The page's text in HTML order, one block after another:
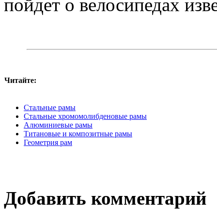
пойдет о велосипедах
Читайте:
Стальные рамы
Стальные хромомолибденовые рамы
Алюминиевые рамы
Титановые и композитные рамы
Геометрия рам
Добавить комментарий